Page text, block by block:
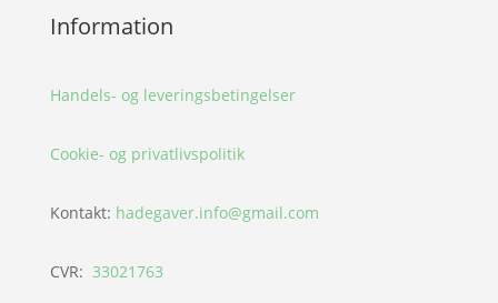
Information
Handels- og leveringsbetingelser
Cookie- og privatlivspolitik
Kontakt: hadegaver.info@gmail.com
CVR: 33021763